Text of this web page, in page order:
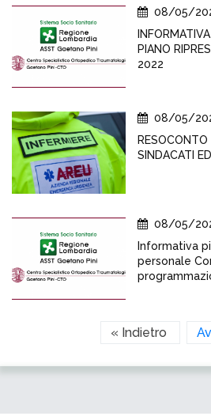
08/05/
PIANO
2022
08/05/
SINDACATI
08/05/
Informativa
personale
« Indietro